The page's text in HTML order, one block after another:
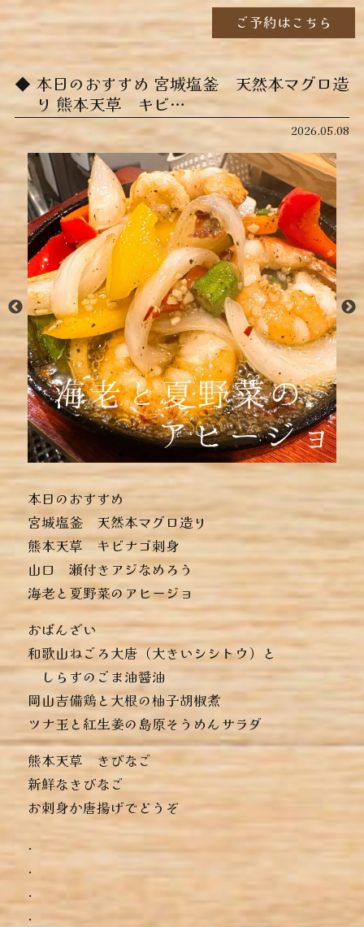
ご予約はこちら
本日のおすすめ ︎宮城塩釜 天然本マグロ造
り ︎熊本天草 キビ…
2026.05.08
本日のおすすめ
︎宮城塩釜 天然本マグロ造り
︎熊本天草 キビナゴ刺身
︎山口 瀬付きアジなめろう
︎海老と夏野菜のアヒージョ
おばんざい
︎和歌山ねごろ大唐（大きいシシトウ）と
しらすのごま油醤油
︎岡山吉備鶏と大根の柚子胡椒煮
︎ツナ玉と紅生姜の島原そうめんサラダ
熊本天草 きびなご
新鮮なきびなご
お刺身か唐揚げでどうぞ
.
.
.
.